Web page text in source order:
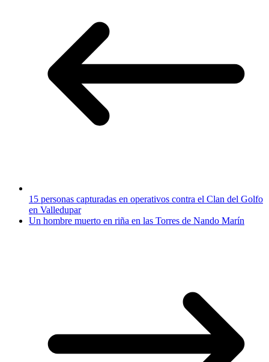
15 personas capturadas en operativos contra el Clan del Golfo
en Valledupar
Un hombre muerto en riña en las Torres de Nando Marín